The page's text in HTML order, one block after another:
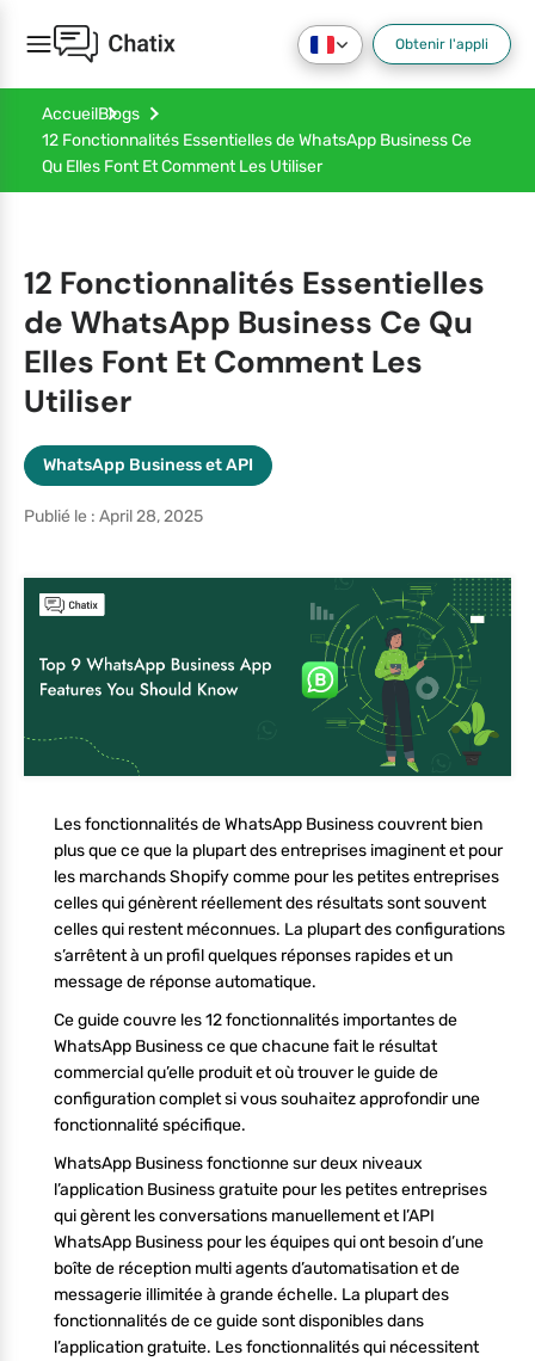
Obtenir l'appli
AccueilBlogs
12 Fonctionnalités Essentielles de WhatsApp Business Ce
Qu Elles Font Et Comment Les Utiliser
12 Fonctionnalités Essentielles
de WhatsApp Business Ce Qu
Elles Font Et Comment Les
Utiliser
WhatsApp Business et API
Publié le : April 28, 2025
Les fonctionnalités de WhatsApp Business couvrent bien
plus que ce que la plupart des entreprises imaginent et pour
les marchands Shopify comme pour les petites entreprises
celles qui génèrent réellement des résultats sont souvent
celles qui restent méconnues. La plupart des configurations
s’arrêtent à un profil quelques réponses rapides et un
message de réponse automatique.
Ce guide couvre les 12 fonctionnalités importantes de
WhatsApp Business ce que chacune fait le résultat
commercial qu’elle produit et où trouver le guide de
configuration complet si vous souhaitez approfondir une
fonctionnalité spécifique.
WhatsApp Business fonctionne sur deux niveaux
l’application Business gratuite pour les petites entreprises
qui gèrent les conversations manuellement et l’API
WhatsApp Business pour les équipes qui ont besoin d’une
boîte de réception multi agents d’automatisation et de
messagerie illimitée à grande échelle. La plupart des
fonctionnalités de ce guide sont disponibles dans
l’application gratuite. Les fonctionnalités qui nécessitent